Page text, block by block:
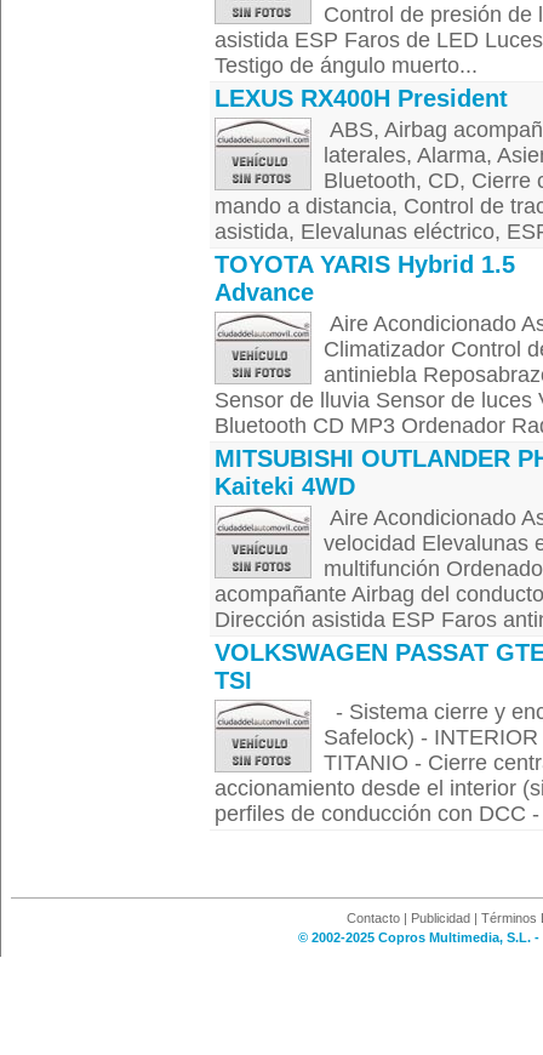
Control de presión de
asistida ESP Faros de LED
Testigo de ángulo muerto...
LEXUS RX400H President
ABS, Airbag
laterales, Alarma,
Bluetooth, CD, Cierre
mando a distancia, Control de
asistida, Elevalunas eléctrico,
TOYOTA YARIS Hybrid 1.5
Advance
Aire Acondicionado
Climatizador Control
antiniebla
Sensor de lluvia Sensor de
Bluetooth CD MP3 Ordenador
MITSUBISHI OUTLANDER
Kaiteki 4WD
Aire Acondicionado
velocidad Elevalunas
multifunción
acompañante Airbag del
Dirección asistida ESP Faros
VOLKSWAGEN PASSAT
TSI
- Sistema cierre y
Safelock) -
TITANIO - Cierre
accionamiento desde el interior
perfiles de conducción con DCC
Contacto | Publicidad | Términos
© 2002-2025 Copros Multimedia, S.L.